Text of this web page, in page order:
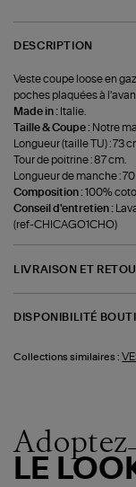
DESCRIPTION
Veste coupe loose en
poches plaquées à
Made in : Italie.
Taille & Coupe : Notre
Longueur (taille TU) : 73
Tour de poitrine : 87 cm.
Longueur de manche : 70
Composition :100%
Conseil d'entretien :
(ref-CHICAGO1CHO)
LIVRAISON ET
DISPONIBILITÉ
Collections similaires :
Adoptez
LE